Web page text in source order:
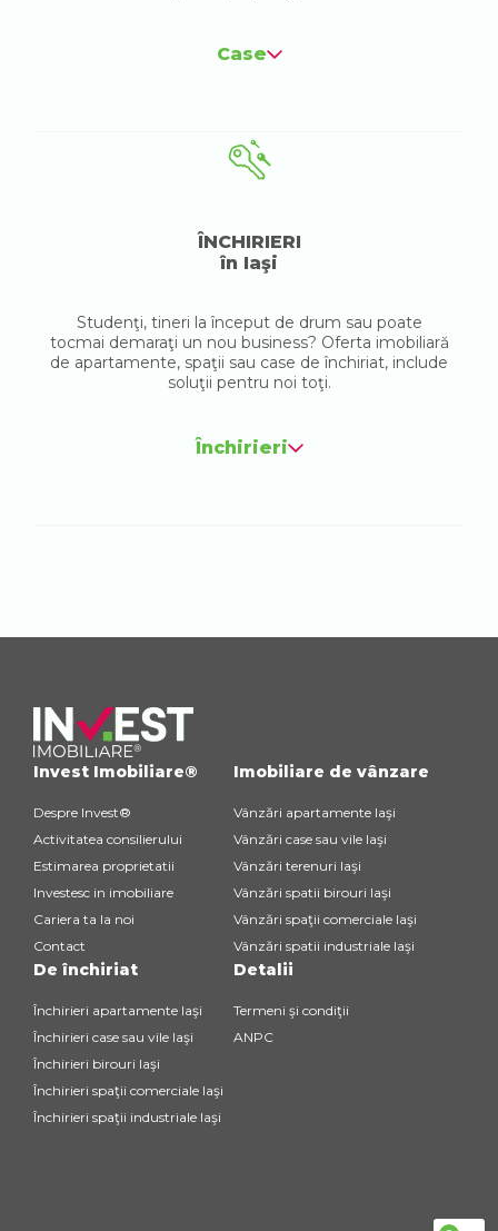
Case
ÎNCHIRIERI
în Iaşi
Studenţi, tineri la început de drum sau poate
tocmai demaraţi un nou business? Oferta imobiliară
de apartamente, spaţii sau case de închiriat, include
soluţii pentru noi toţi.
Închirieri
Invest Imobiliare®
Despre Invest®
Activitatea consilierului
Estimarea proprietatii
Investesc in imobiliare
Cariera ta la noi
Contact
Imobiliare de vânzare
Vânzări apartamente Iaşi
Vânzări case sau vile Iaşi
Vânzări terenuri Iaşi
Vânzări spatii birouri Iaşi
Vânzări spaţii comerciale Iaşi
Vânzări spatii industriale Iaşi
De închiriat
Închirieri apartamente Iaşi
Închirieri case sau vile Iaşi
Închirieri birouri Iaşi
Închirieri spaţii comerciale Iaşi
Închirieri spaţii industriale Iaşi
Detalii
Termeni şi condiţii
ANPC